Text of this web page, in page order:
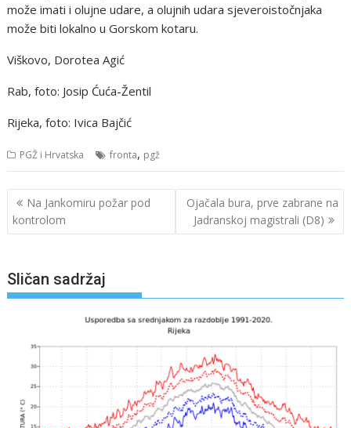
može imati i olujne udare, a olujnih udara sjeveroistočnjaka
može biti lokalno u Gorskom kotaru.
Viškovo, Dorotea Agić
Rab, foto: Josip Ćuća-Žentil
Rijeka, foto: Ivica Bajčić
PGŽ i Hrvatska fronta, pgž
Navigacija
objava
Na Jankomiru požar pod
kontrolom
Ojačala bura, prve zabrane na
Jadranskoj magistrali (D8)
Sličan sadržaj